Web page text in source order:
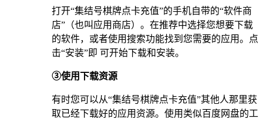
打开“集结号棋牌点卡充值”的手机自带的“软件商
店”（也叫应用商店）。在推荐中选择您想要下载
的软件，或者使用搜索功能找到您需要的应用。点
击“安装”即 可开始下载和安装。
③使用下载资源
有时您可以从“集结号棋牌点卡充值”其他人那里获
取已经下载好的应用资源。使用类似百度网盘的工